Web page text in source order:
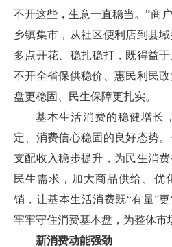
不开这些，生意一直稳当。”商
乡镇集市，从社区便利店到县
多点开花、稳扎稳打，既得益
不开全省保供稳价、惠民利民
盘更稳固、民生保障更扎实。
基本生活消费的稳健增长
定、消费信心稳固的良好态势
支配收入稳步提升，为民生消
民生需求，加大商品供给、优
销，让基本生活消费既“有量”
牢牢守住消费基本盘，为整体市
新消费动能强劲